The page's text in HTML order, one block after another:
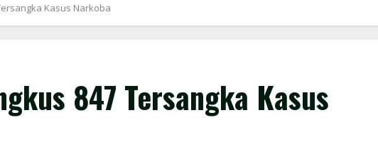
Kasus Narkoba
847 Tersangka Kasus